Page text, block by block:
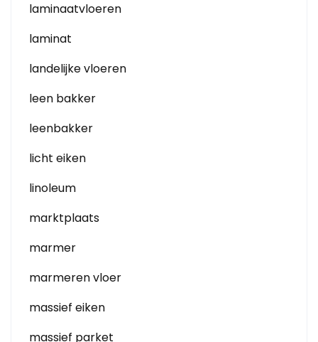
laminaatvloeren
laminat
landelijke vloeren
leen bakker
leenbakker
licht eiken
linoleum
marktplaats
marmer
marmeren vloer
massief eiken
massief parket